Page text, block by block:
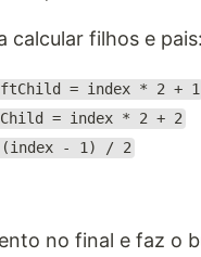
calcular filhos e pais:
= index * 2 + 1
= index * 2 + 2
(index - 1) / 2
no final e faz o